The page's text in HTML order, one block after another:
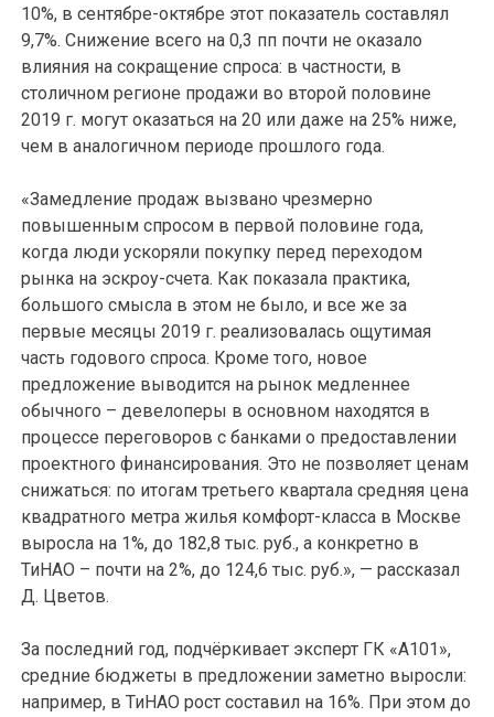
10%, в сентябре-октябре этот показатель составлял
9,7%. Снижение всего на 0,3 пп почти не оказало
влияния на сокращение спроса: в частности, в
столичном регионе продажи во второй половине
2019 г. могут оказаться на 20 или даже на 25% ниже,
чем в аналогичном периоде прошлого года.
«Замедление продаж вызвано чрезмерно
повышенным спросом в первой половине года,
когда люди ускоряли покупку перед переходом
рынка на эскроу-счета. Как показала практика,
большого смысла в этом не было, и все же за
первые месяцы 2019 г. реализовалась ощутимая
часть годового спроса. Кроме того, новое
предложение выводится на рынок медленнее
обычного – девелоперы в основном находятся в
процессе переговоров с банками о предоставлении
проектного финансирования. Это не позволяет ценам
снижаться: по итогам третьего квартала средняя цена
квадратного метра жилья комфорт-класса в Москве
выросла на 1%, до 182,8 тыс. руб., а конкретно в
ТиНАО – почти на 2%, до 124,6 тыс. руб.», — рассказал
Д. Цветов.
За последний год, подчёркивает эксперт ГК «А101»,
средние бюджеты в предложении заметно выросли:
например, в ТиНАО рост составил на 16%. При этом до